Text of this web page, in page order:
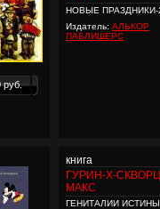
руб.
НОВЫЕ ПРАЗДНИКИ-
Издатель: АЛЬКОР
ПАБЛИШЕРС
книга
ГУРИН-Х-
МАКС
ГЕНИТАЛИИ ИСТИНЫ